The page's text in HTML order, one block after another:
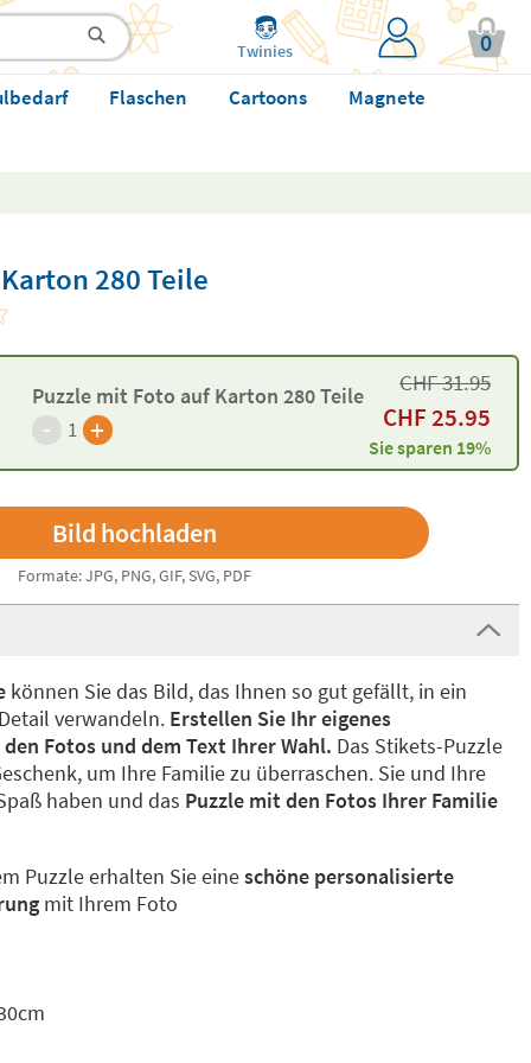
Twinies 0
Flaschen Cartoons Magnete
280 Teile
Puzzle mit Foto auf Karton 280 Teile
- 1 +
CHF31.95
CHF25.95
Sie sparen 19%
Formate: JPG, PNG, GIF, SVG, PDF
können Sie das Bild, das Ihnen so gut gefällt, in ein
verwandeln. Erstellen Sie Ihr eigenes
Fotos und dem Text Ihrer Wahl. Das Stikets-Puzzle
um Ihre Familie zu überraschen. Sie und Ihre
haben und das Puzzle mit den Fotos Ihrer Familie
Puzzle erhalten Sie eineschöne personalisierte
mit Ihrem Foto